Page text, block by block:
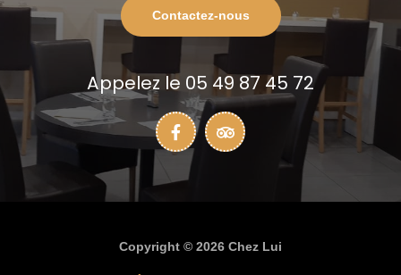
Contactez-nous
Appelez le 05 49 87 45 72
Copyright © 2026 Chez Lui